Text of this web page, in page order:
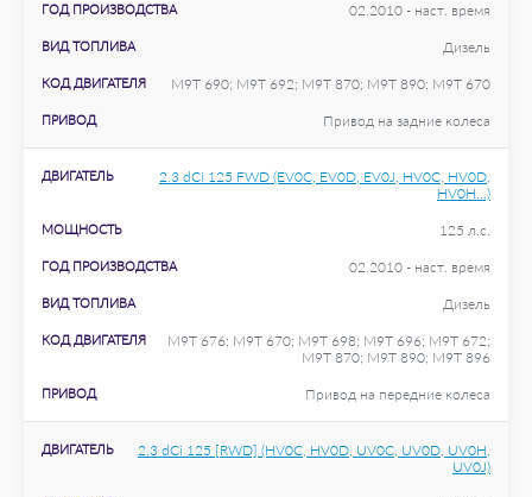
ГОД ПРОИЗВОДСТВА 02.2010 - наст. время
ВИД ТОПЛИВА Дизель
КОД ДВИГАТЕЛЯ M9T 690; M9T 692; M9T 870; M9T 890; M9T 670
ПРИВОД Привод на задние колеса
ДВИГАТЕЛЬ
2.3 dCi 125 FWD (EV0C, EV0D, EV0J, HV0C, HV0D,
HV0H...)
МОЩНОСТЬ 125 л.с.
ГОД ПРОИЗВОДСТВА 02.2010 - наст. время
ВИД ТОПЛИВА Дизель
КОД ДВИГАТЕЛЯ
M9T 676; M9T 670; M9T 698; M9T 696; M9T 672;
M9T 870; M9T 890; M9T 896
ПРИВОД Привод на передние колеса
ДВИГАТЕЛЬ
2.3 dCi 125 [RWD] (HV0C, HV0D, UV0C, UV0D, UV0H,
UV0J)